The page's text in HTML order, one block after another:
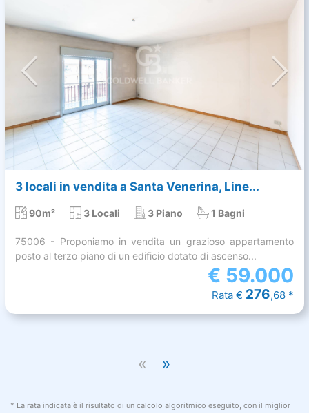
3 locali in vendita a Santa Venerina, Line...
90m² 3 Locali 3 Piano 1 Bagni
75006 - Proponiamo in vendita un grazioso appartamento
posto al terzo piano di un edificio dotato di ascenso...
€ 59.000
Rata € 276,68 *
« »
* La rata indicata è il risultato di un calcolo algoritmico eseguito, con il miglior